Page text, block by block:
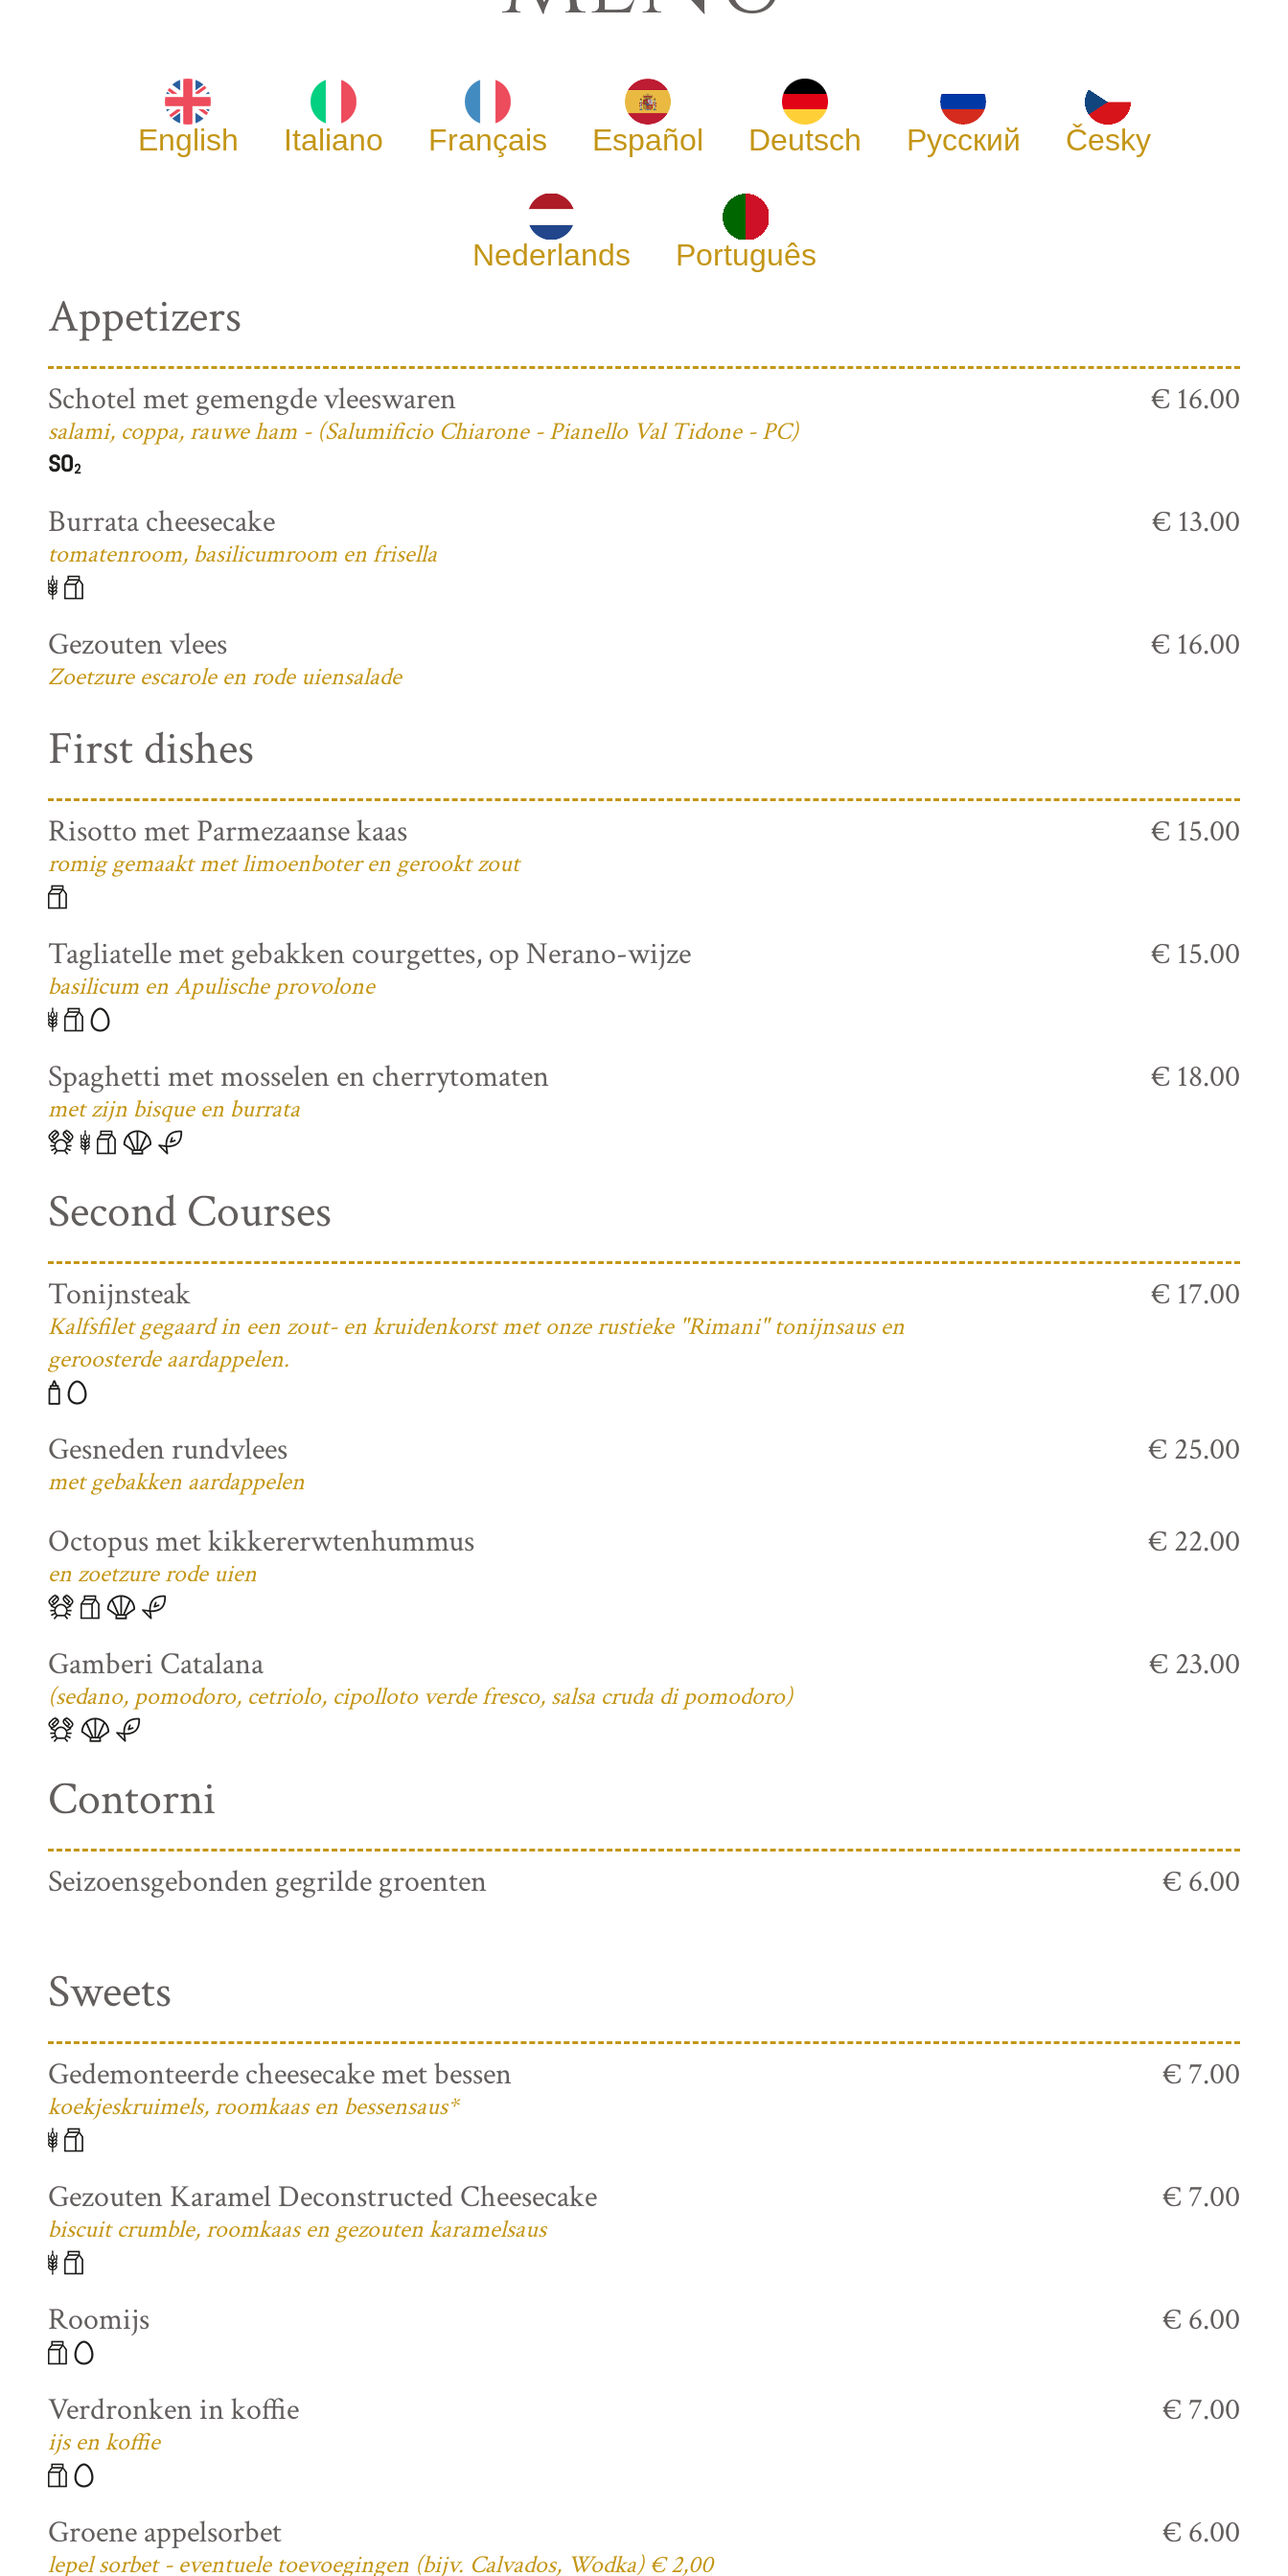
English Italiano Français Español Deutsch Русский Česky
Nederlands Português
Appetizers
Schotel met gemengde vleeswaren
salami, coppa, rauwe ham - (Salumificio Chiarone - Pianello Val Tidone - PC)
€ 16.00
Burrata cheesecake
tomatenroom, basilicumroom en frisella
€ 13.00
Gezouten vlees
Zoetzure escarole en rode uiensalade
€ 16.00
First dishes
Risotto met Parmezaanse kaas
romig gemaakt met limoenboter en gerookt zout
€ 15.00
Tagliatelle met gebakken courgettes, op Nerano-wijze
basilicum en Apulische provolone
€ 15.00
Spaghetti met mosselen en cherrytomaten
met zijn bisque en burrata
€ 18.00
Second Courses
Tonijnsteak
Kalfsfilet gegaard in een zout- en kruidenkorst met onze rustieke "Rimani" tonijnsaus en
geroosterde aardappelen.
€ 17.00
Gesneden rundvlees
met gebakken aardappelen
€ 25.00
Octopus met kikkererwtenhummus
en zoetzure rode uien
€ 22.00
Gamberi Catalana
(sedano, pomodoro, cetriolo, cipolloto verde fresco, salsa cruda di pomodoro)
€ 23.00
Contorni
Seizoensgebonden gegrilde groenten € 6.00
Sweets
Gedemonteerde cheesecake met bessen
koekjeskruimels, roomkaas en bessensaus*
€ 7.00
Gezouten Karamel Deconstructed Cheesecake
biscuit crumble, roomkaas en gezouten karamelsaus
€ 7.00
Roomijs € 6.00
Verdronken in koffie
ijs en koffie
€ 7.00
Groene appelsorbet
lepel sorbet - eventuele toevoegingen (bijv. Calvados, Wodka) € 2,00
€ 6.00